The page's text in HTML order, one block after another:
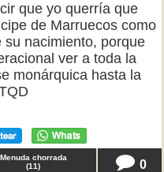
que yo querría que
de Marruecos como
nacimiento, porque
ver a toda la
monárquica hasta la
Menuda chorrada
(11) 0